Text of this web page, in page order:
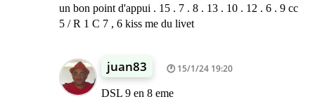
un bon point d'appui . 15 . 7 . 8 . 13 . 10 . 12 . 6 . 9 cc
5 / R 1 C 7 , 6 kiss me du livet
juan83 15/1/24 19:20
DSL 9 en 8 eme